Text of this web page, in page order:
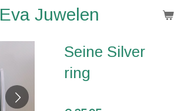
Eva Juwelen
Seine Silver
ring